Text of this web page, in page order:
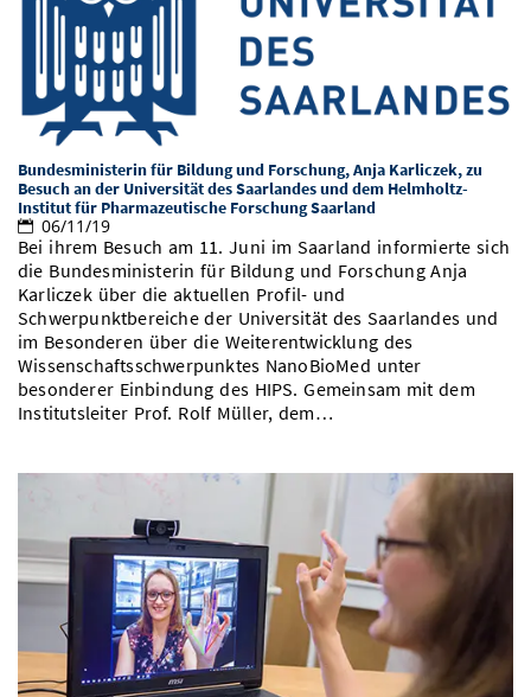
Bundesministerin für Bildung und Forschung, Anja Karliczek, zu
Besuch an der Universität des Saarlandes und dem Helmholtz-
Institut für Pharmazeutische Forschung Saarland
06/11/19
Bei ihrem Besuch am 11. Juni im Saarland informierte sich
die Bundesministerin für Bildung und Forschung Anja
Karliczek über die aktuellen Profil- und
Schwerpunktbereiche der Universität des Saarlandes und
im Besonderen über die Weiterentwicklung des
Wissenschaftsschwerpunktes NanoBioMed unter
besonderer Einbindung des HIPS. Gemeinsam mit dem
Institutsleiter Prof. Rolf Müller, dem…